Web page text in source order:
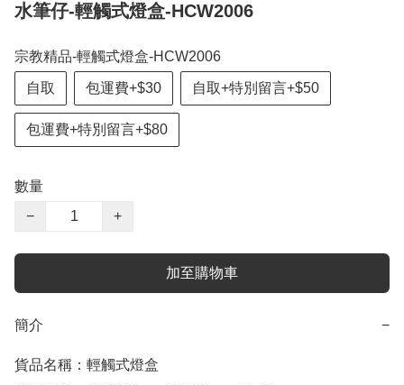
水筆仔-輕觸式燈盒-HCW2006
宗教精品-輕觸式燈盒-HCW2006
自取 包運費+$30 自取+特別留言+$50
包運費+特別留言+$80
數量
−
+
加至購物車
簡介 −
貨品名稱：輕觸式燈盒